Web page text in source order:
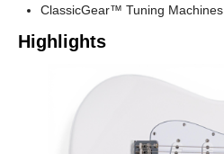
ClassicGear™ Tuning Machines
Highlights